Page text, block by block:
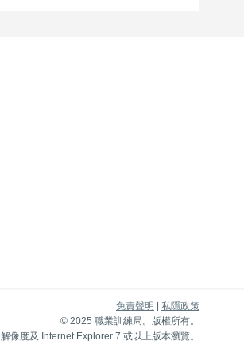
免責聲明 | 私隱政策
© 2025 職業訓練局。版權所有。
像度及 Internet Explorer 7 或以上版本瀏覽。